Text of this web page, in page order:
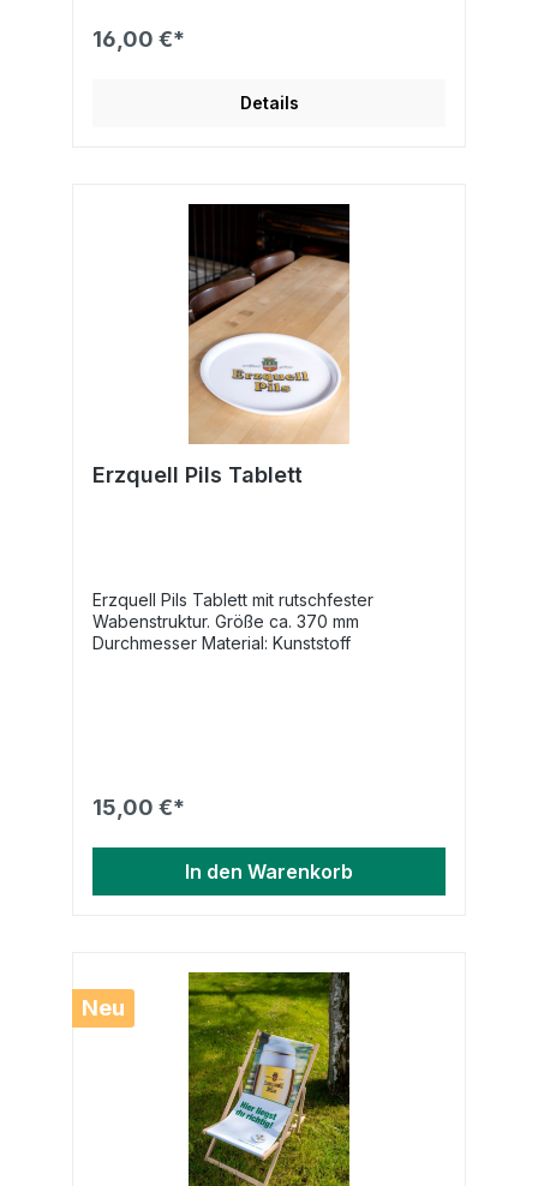
16,00 €*
Details
Erzquell Pils Tablett
Erzquell Pils Tablett mit rutschfester
Wabenstruktur. Größe ca. 370 mm
Durchmesser Material: Kunststoff
15,00 €*
In den Warenkorb
Neu